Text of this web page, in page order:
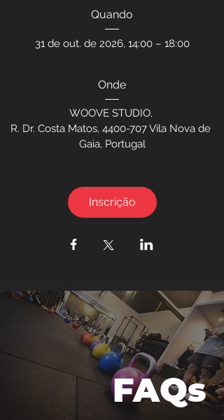
Quando
31 de out. de 2026, 14:00 – 18:00
Onde
WOOVE STUDIO,
R. Dr. Costa Matos, 4400-707 Vila Nova de
Gaia, Portugal
Inscrição
FAQs